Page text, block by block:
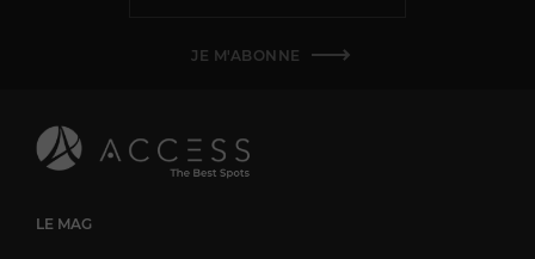
JE M'ABONNE
LE MAG